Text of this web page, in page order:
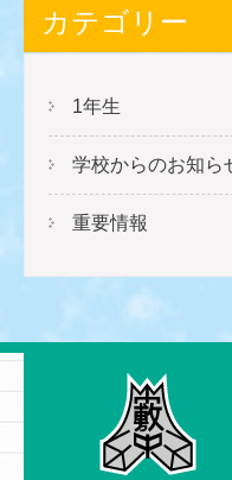
カテゴリー
1年生
学校からのお知ら
重要情報